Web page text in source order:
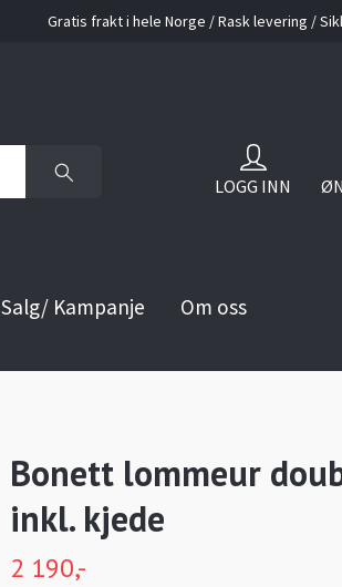
Gratis frakt i hele Norge / Rask levering /
LOGG INN
Salg/ Kampanje Om oss
Bonett lommeur
inkl. kjede
2 190,-